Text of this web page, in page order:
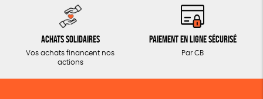
Achats solidaires
Vos achats financent nos
actions
Paiement en ligne sécurisé
Par CB